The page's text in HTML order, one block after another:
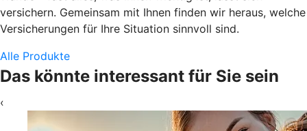
versichern. Gemeinsam mit Ihnen finden wir heraus, welche
Versicherungen für Ihre Situation sinnvoll sind.
Alle Produkte
Das könnte interessant für Sie sein
‹